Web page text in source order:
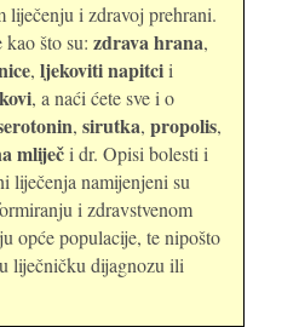
liječenju i zdravoj prehrani.
što su: zdrava hrana,
, ljekoviti napitcii
, a naći ćete sve i o
, sirutka, propolis,
mliječi dr. Opisi bolesti i
liječenja namijenjeni su
i zdravstvenom
opće populacije, te nipošto
liječničku dijagnozu ili